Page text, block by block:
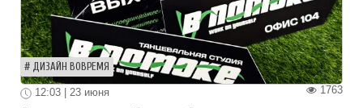
ДИЗАЙН ВОВРЕМЯ
1763
12:03 | 23 июня